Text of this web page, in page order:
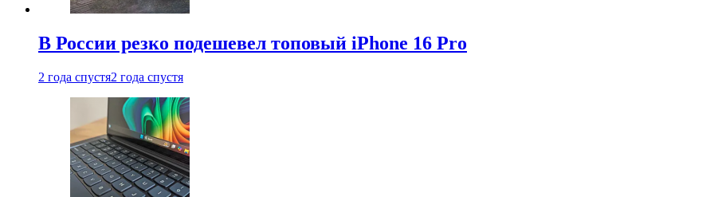
В России резко подешевел топовый iPhone 16 Pro
2 года спустя2 года спустя